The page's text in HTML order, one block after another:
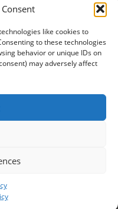
like cookies to
to these technologies
behavior or unique IDs on
may adversely affect